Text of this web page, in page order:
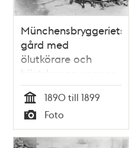
Münchensbryggeriets
gård med
ölutkörare och
hästdragna vagnar
lastade med
flaskbackar.
Tid
1890 till 1899
Typ
Foto